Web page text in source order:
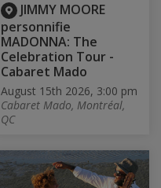
JIMMY MOORE
personnifie
MADONNA: The
Celebration Tour -
Cabaret Mado
August 15th 2026, 3:00 pm
Cabaret Mado, Montréal,
QC